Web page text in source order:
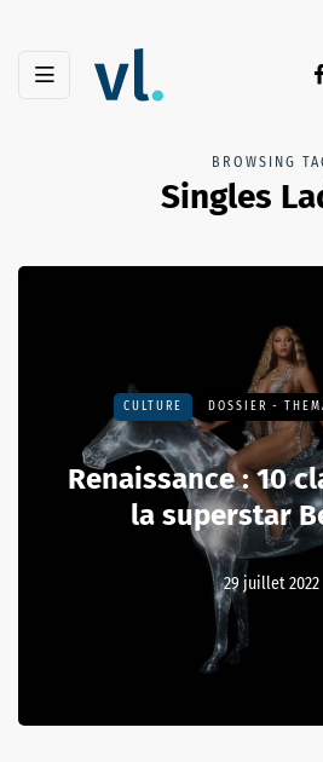
BROWSING
Singles
CULTURE DOSSIER -
Renaissance : 10
la superstar
29 juillet 2022